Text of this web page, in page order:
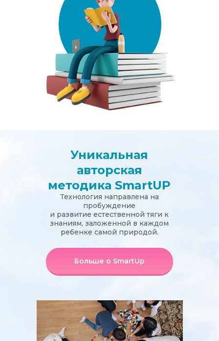
Уникальная
авторская
методика SmartUP
Технология направлена на
пробуждение
и развитие естественной тяги к
знаниям, заложенной в каждом
ребенке самой природой.
Больше о SmartUp